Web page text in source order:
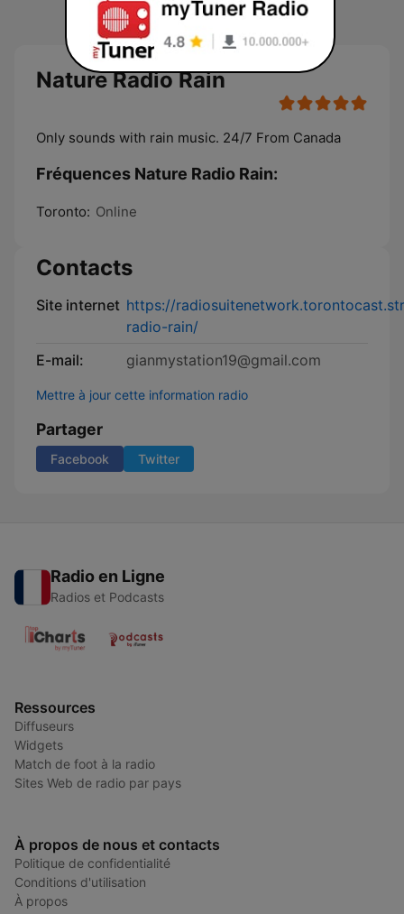
Nature Radio Rain
Only sounds with rain music. 24/7 From Canada
Fréquences Nature Radio Rain:
Toronto: Online
Contacts
Site internet https://
radio-rain/
E-mail:
gianmystation19@gmail.com
Mettre à jour cette information radio
Partager
Facebook Twitter
Radio en Ligne
Radios et Podcasts
Ressources
Diffuseurs
Widgets
Match de foot à la radio
Sites Web de radio par pays
À propos de nous et contacts
Politique de confidentialité
Conditions d'utilisation
À propos